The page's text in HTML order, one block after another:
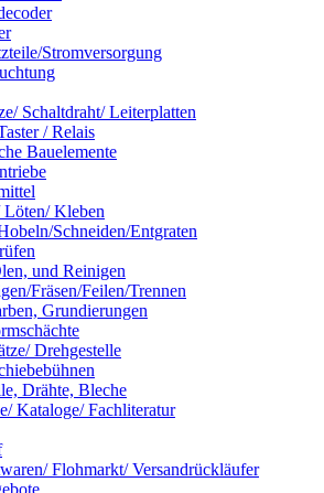
Stromversorgung
Schaltdraht/ Leiterplatten
/ Relais
Bauelemente
Kleben
Schneiden/Entgraten
und Reinigen
Fräsen/Feilen/Trennen
Grundierungen
Drehgestelle
Drähte, Bleche
Kataloge/ Fachliteratur
Flohmarkt/ Versandrückläufer